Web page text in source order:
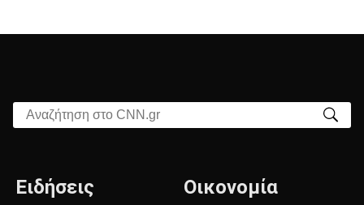
Αναζήτηση στο CNN.gr
Ειδήσεις Οικονομία